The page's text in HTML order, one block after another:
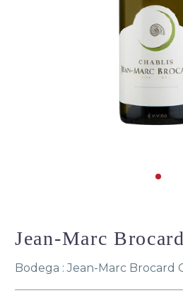
Jean-Marc
Bodega : Jean-Marc Brocard